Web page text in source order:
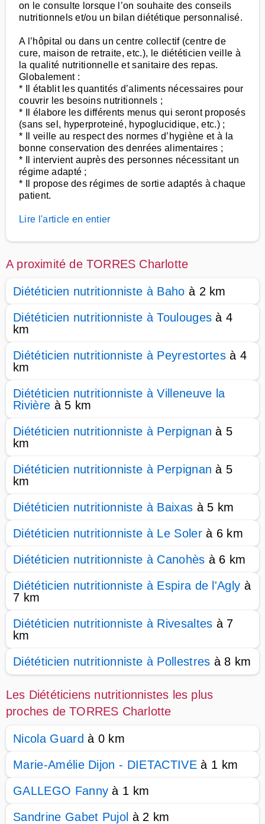
on le consulte lorsque l’on souhaite des conseils
nutritionnels et/ou un bilan diététique personnalisé.
A l’hôpital ou dans un centre collectif (centre de
cure, maison de retraite, etc.), le diététicien veille à
la qualité nutritionnelle et sanitaire des repas.
Globalement :
* Il établit les quantités d’aliments nécessaires pour
couvrir les besoins nutritionnels ;
* Il élabore les différents menus qui seront proposés
(sans sel, hyperproteiné, hypoglucidique, etc.) ;
* Il veille au respect des normes d’hygiène et à la
bonne conservation des denrées alimentaires ;
* Il intervient auprès des personnes nécessitant un
régime adapté ;
* Il propose des régimes de sortie adaptés à chaque
patient.
Lire l'article en entier
A proximité de TORRES Charlotte
Diététicien nutritionniste à Baho à 2 km
Diététicien nutritionniste à Toulouges à 4
km
Diététicien nutritionniste à Peyrestortes à 4
km
Diététicien nutritionniste à Villeneuve la
Rivière à 5 km
Diététicien nutritionniste à Perpignan à 5
km
Diététicien nutritionniste à Perpignan à 5
km
Diététicien nutritionniste à Baixas à 5 km
Diététicien nutritionniste à Le Solerà 6 km
Diététicien nutritionniste à Canohès à 6 km
Diététicien nutritionniste à Espira de l'Agly à
7 km
Diététicien nutritionniste à Rivesaltes à 7
km
Diététicien nutritionniste à Pollestres à 8 km
Les Diététiciens nutritionnistes les plus
proches de TORRES Charlotte
Nicola Guard à 0 km
Marie-Amélie Dijon - DIETACTIVEà 1 km
GALLEGO Fannyà 1 km
Sandrine Gabet Pujol à 2 km